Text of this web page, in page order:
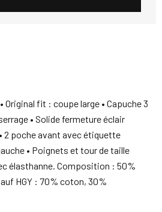
Original fit : coupe large • Capuche 3
• Solide fermeture éclair
2 poche avant avec étiquette
• Poignets et tour de taille
élasthanne. Composition : 50%
HGY : 70% coton, 30%